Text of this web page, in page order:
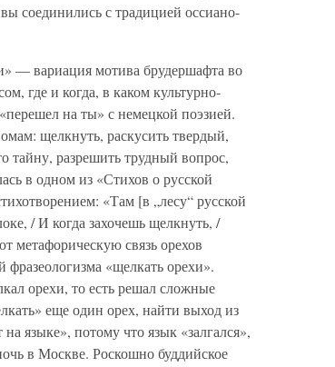
соединились с традицией оссиано-
— вариация мотива брудершафта во
где и когда, в каком культурно-
на ты» с немецкой поэзией.
щелкнуть, раскусить твердый,
тайну, разрешить трудный вопрос,
в одном из «Стихов о русской
«Там [в „лесу“ русской
/ И когда захочешь щелкнуть, /
метафорическую связь орехов
«щелкать орехи».
орехи, то есть решал сложные
еще один орех, найти выход из
языке», потому что язык «залгался»,
в Москве. Роскошно буддийское